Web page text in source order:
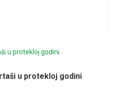
u protekloj godini